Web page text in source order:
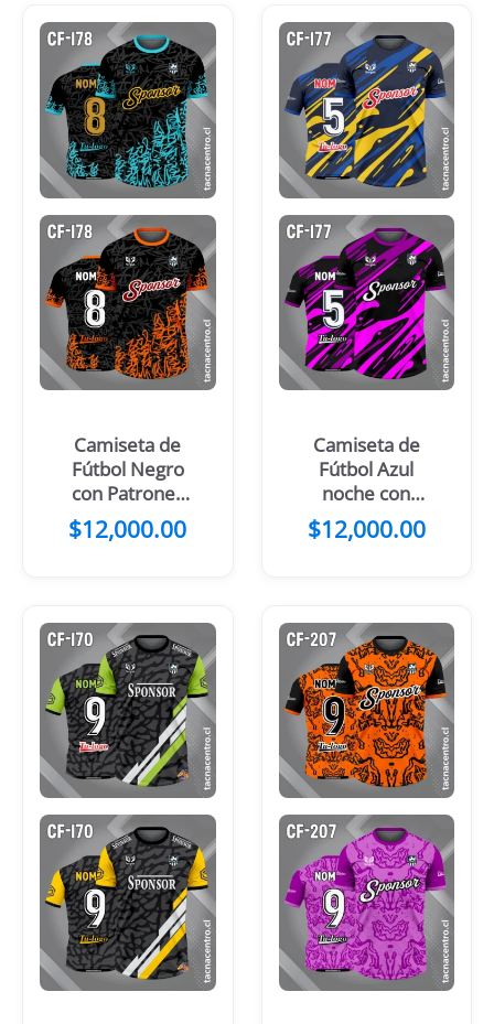
Camiseta de
Fútbol Negro
con Patrones
Turquesa y
Gris
$12,000.00
Camiseta de
Fútbol Azul
noche con
Manchas
Amarillas y
$12,000.00